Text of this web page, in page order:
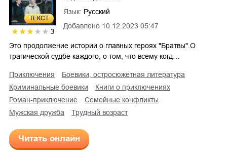
ТЕКСТ
3
Добавлено 10.12.2023 05:47
Язык: Русский
Это продолжение истории о главных героях "Братвы".О
трагической судбе каждого, о том, что всему когд…
приключения
боевики, остросюжетная литература
криминальные боевики
книги о приключениях
роман-приключение
семейные конфликты
мужская дружба
трудный возраст
Читать онлайн